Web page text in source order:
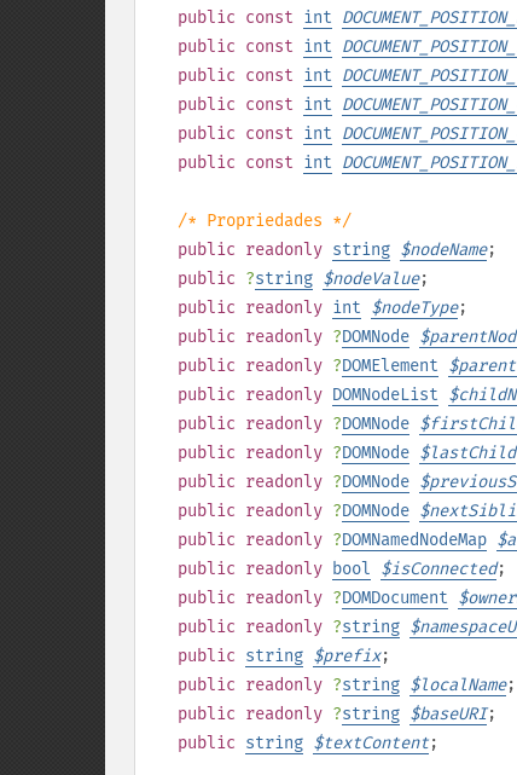
public const int
public const int
public const int
public const int
public const int
public const int
/* Propriedades */
public readonly string $nodeName;
public ?string $nodeValue;
public readonly int $nodeType;
public readonly ?DOMNode $
public readonly ?DOMElement $
public readonly DOMNodeList $
public readonly ?DOMNode $
public readonly ?DOMNode $lastChild
public readonly ?DOMNode $
public readonly ?DOMNode $
public readonly ?DOMNamedNodeMap $
public readonly bool $isConnected;
public readonly ?DOMDocument $
public readonly ?string $
public string $prefix;
public readonly ?string $localName;
public readonly ?string $baseURI;
public string $textContent;